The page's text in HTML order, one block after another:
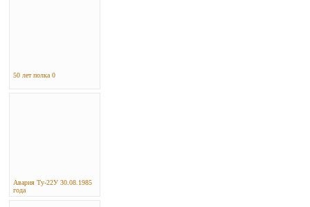
50 лет полка 0
Авария Ту-22У 30.08.1985
года